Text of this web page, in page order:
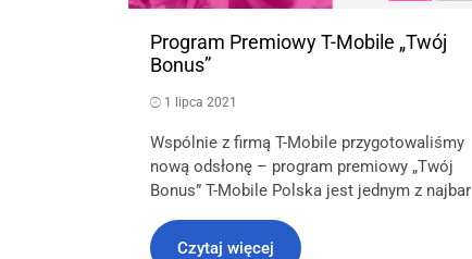
Program Premiowy T-Mobile „Twój
Bonus”
1 lipca 2021
Wspólnie z firmą T-Mobile przygotowaliśmy
nową odsłonę – program premiowy „Twój
Bonus” T-Mobile Polska jest jednym z najbar
Czytaj więcej